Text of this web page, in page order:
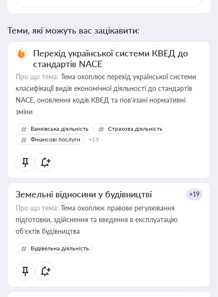
Теми, які можуть вас зацікавити:
Перехід української системи КВЕД до
стандартів NACE
Про що тема: Тема охоплює перехід української системи
класифікації видів економічної діяльності до стандартів
NACE, оновлення кодів КВЕД та пов'язані нормативні
зміни
Банківська діяльність
Страхова діяльність
Фінансові послуги
+13
Земельні відносини у будівництві +19
Про що тема: Тема охоплює правове регулювання
підготовки, здійснення та введення в експлуатацію
об’єктів будівництва
Будівельна діяльність